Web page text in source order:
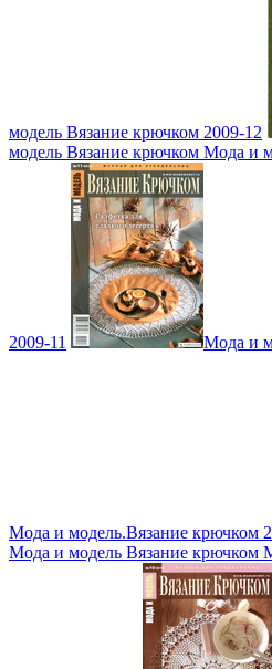
модель Вязание крючком 2009-12
модель Вязание крючком Мода и
2009-11 Мода и
Мода и модель.Вязание крючком
Мода и модель Вязание крючком